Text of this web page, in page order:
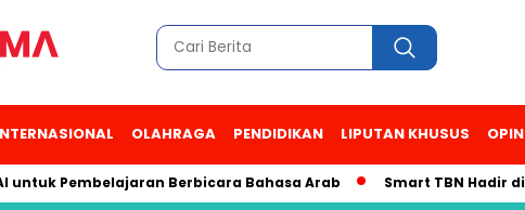
OLAHRAGA PENDIDIKAN LIPUTAN KHUSUS
Berbicara Bahasa Arab Smart TBN Hadir di Desa